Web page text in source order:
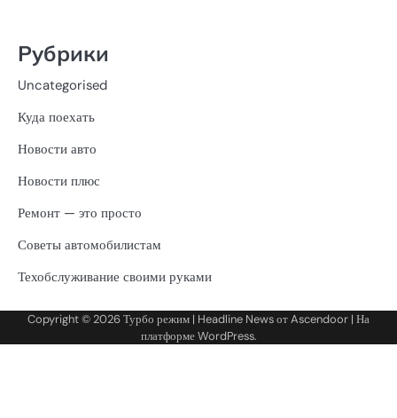
Рубрики
Uncategorised
Куда поехать
Новости авто
Новости плюс
Ремонт — это просто
Советы автомобилистам
Техобслуживание своими руками
Copyright © 2026Турбо режим | Headline News отAscendoor | На
платформеWordPress.